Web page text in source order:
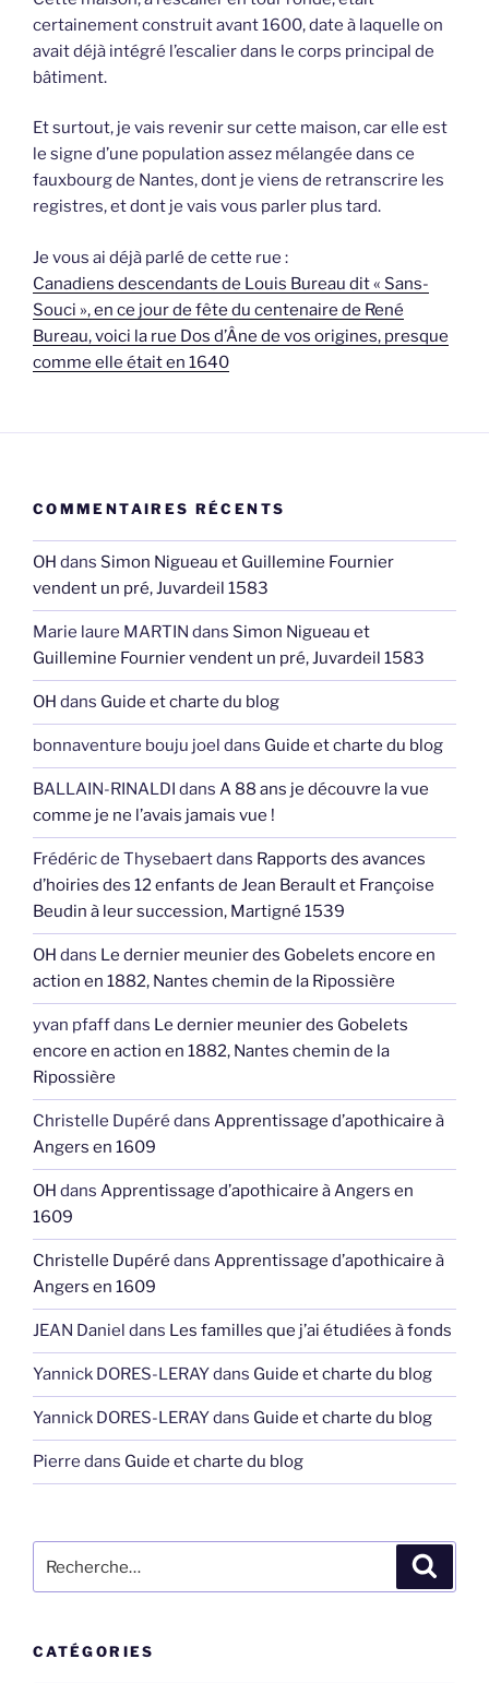
certainement construit avant 1600, date à laquelle on
avait déjà intégré l’escalier dans le corps principal de
bâtiment.
Et surtout, je vais revenir sur cette maison, car elle est
le signe d’une population assez mélangée dans ce
fauxbourg de Nantes, dont je viens de retranscrire les
registres, et dont je vais vous parler plus tard.
Je vous ai déjà parlé de cette rue :
Canadiens descendants de Louis Bureau dit « Sans-
Souci », en ce jour de fête du centenaire de René
Bureau, voici la rue Dos d’Âne de vos origines, presque
comme elle était en 1640
COMMENTAIRES RÉCENTS
OH dans Simon Nigueau et Guillemine Fournier
vendent un pré, Juvardeil 1583
Marie laure MARTIN dans Simon Nigueau et
Guillemine Fournier vendent un pré, Juvardeil 1583
OH dans Guide et charte du blog
bonnaventure bouju joel dans Guide et charte du blog
BALLAIN-RINALDI dans A 88 ans je découvre la vue
comme je ne l’avais jamais vue !
Frédéric de Thysebaertdans Rapports des avances
d’hoiries des 12 enfants de Jean Berault et Françoise
Beudin à leur succession, Martigné 1539
OH dans Le dernier meunier des Gobelets encore en
action en 1882, Nantes chemin de la Ripossière
yvan pfaffdans Le dernier meunier des Gobelets
encore en action en 1882, Nantes chemin de la
Ripossière
Christelle Dupéré dans Apprentissage d’apothicaire à
Angers en 1609
OH dans Apprentissage d’apothicaire à Angers en
1609
Christelle Dupéré dans Apprentissage d’apothicaire à
Angers en 1609
JEAN Daniel dans Les familles que j’ai étudiées à fonds
Yannick DORES-LERAYdans Guide et charte du blog
Yannick DORES-LERAYdans Guide et charte du blog
Pierre dans Guide et charte du blog
pour
CATÉGORIES